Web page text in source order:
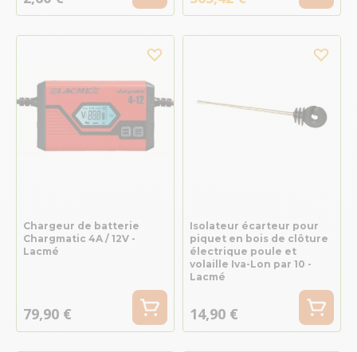
Chargeur de batterie
Chargmatic 4A / 12V -
Lacmé
79,90 €
Isolateur écarteur pour
piquet en bois de clôture
électrique poule et
volaille Iva-Lon par 10 -
Lacmé
14,90 €